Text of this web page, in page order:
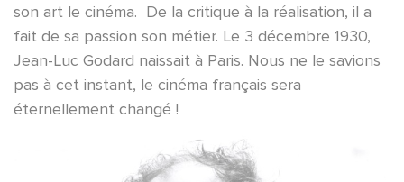
son art le cinéma. De la critique à la réalisation, il a
fait de sa passion son métier. Le 3 décembre 1930,
Jean-Luc Godard naissait à Paris. Nous ne le savions
pas à cet instant, le cinéma français sera
éternellement changé !